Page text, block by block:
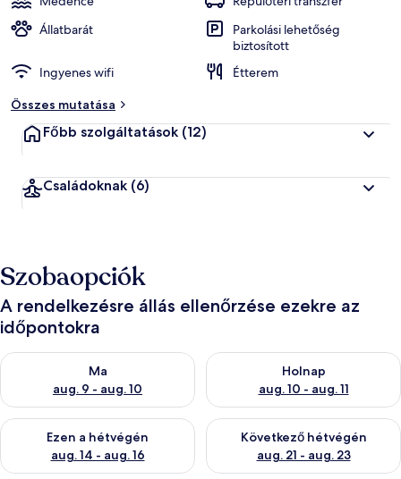
Állatbarát
Parkolási lehetőség
biztosított
Ingyenes wifi
Étterem
Összes mutatása
Főbb szolgáltatások (12)
Családoknak (6)
Szobaopciók
A rendelkezésre állás ellenőrzése ezekre az
időpontokra
Ma
aug. 9 - aug. 10
A ma esti rendelkezésre állás ellenőrzése: aug. 9 - aug. 10
Holnap
aug. 10 - aug. 11
A holnapi rendelkezésre állás
Ezen a hétvégén
aug. 14 - aug. 16
A mostani hétvégi rendelkezésre állás ellenőrzése: aug. 14 -
Következő hétvégén
aug. 21 - aug. 23
A következő hétvégi